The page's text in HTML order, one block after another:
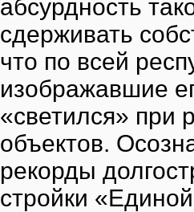
абсурдность
сдерживать
что по всей
изображавшие
«светился» при
объектов.
рекорды
стройки